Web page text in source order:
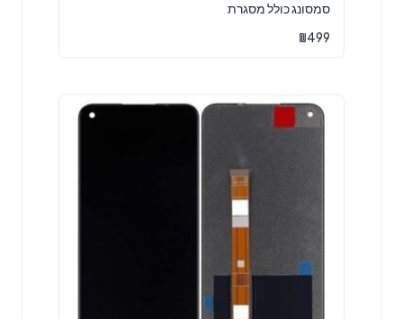
סמסונג כולל מסגרת
₪499